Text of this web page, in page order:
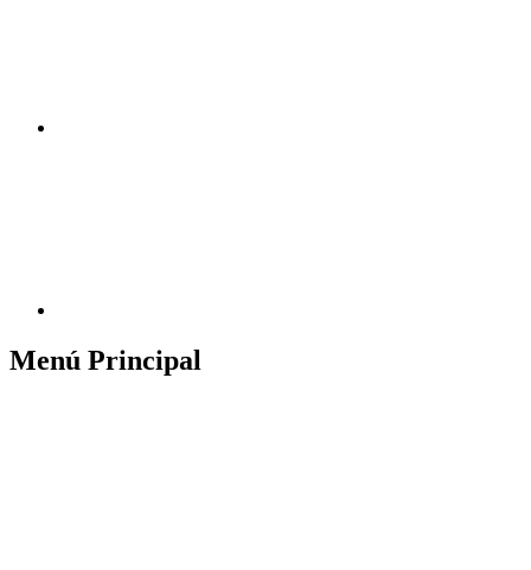
Menú Principal